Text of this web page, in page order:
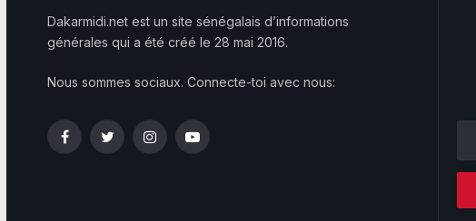
Dakarmidi.net est un site sénégalais d’informations
générales qui a été créé le 28 mai 2016.
Nous sommes sociaux. Connecte-toi avec nous:
FacebookTwitterInstagramYouTube